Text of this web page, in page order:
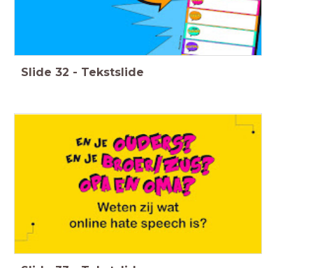
Slide 32 - Tekstslide